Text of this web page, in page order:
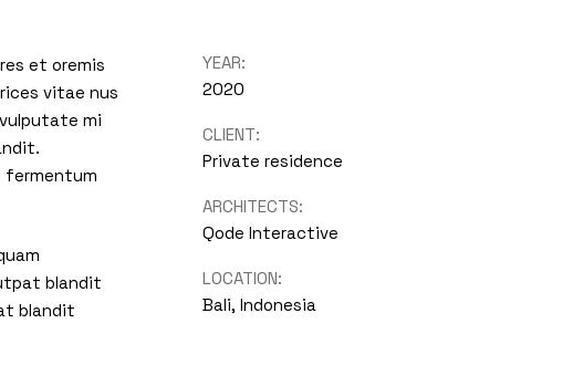
et oremis
vitae nus
mi
fermentum
blandit
blandit
YEAR:
2020
CLIENT:
Private residence
ARCHITECTS:
Qode Interactive
LOCATION:
Bali, Indonesia